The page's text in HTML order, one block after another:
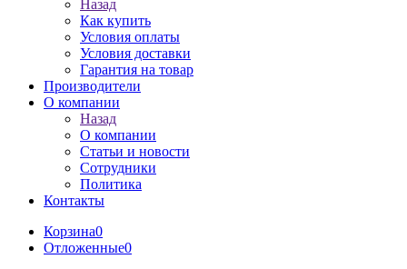
Назад
Как купить
Условия оплаты
Условия доставки
Гарантия на товар
Производители
О компании
Назад
О компании
Статьи и новости
Сотрудники
Политика
Контакты
Корзина0
Отложенные0